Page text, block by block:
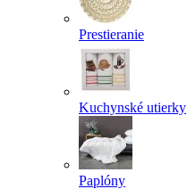
Prestieranie
Kuchynské utierky
Paplóny